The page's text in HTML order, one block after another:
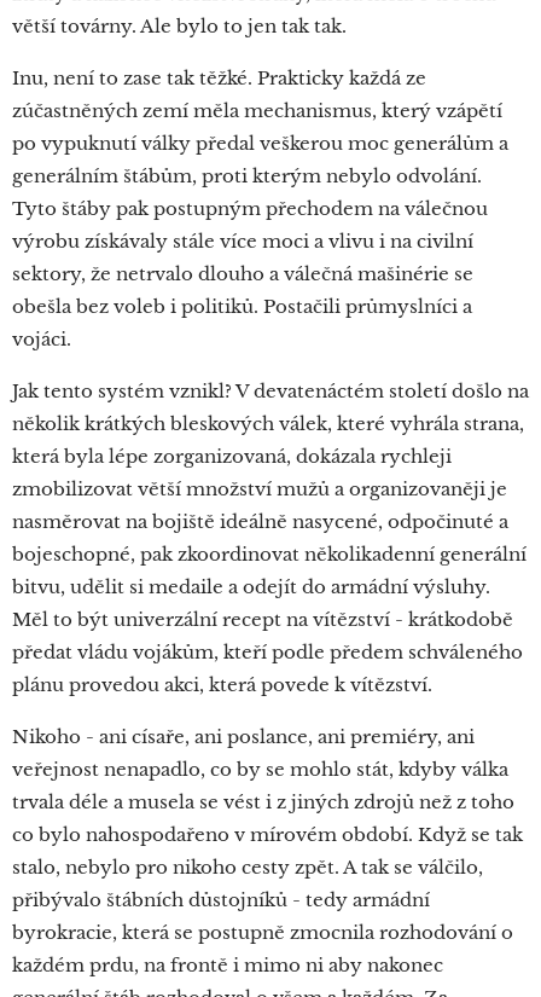
větší továrny. Ale bylo to jen tak tak.
Inu, není to zase tak těžké. Prakticky každá ze
zúčastněných zemí měla mechanismus, který vzápětí
po vypuknutí války předal veškerou moc generálům a
generálním štábům, proti kterým nebylo odvolání.
Tyto štáby pak postupným přechodem na válečnou
výrobu získávaly stále více moci a vlivu i na civilní
sektory, že netrvalo dlouho a válečná mašinérie se
obešla bez voleb i politiků. Postačili průmyslníci a
vojáci.
Jak tento systém vznikl? V devatenáctém století došlo na
několik krátkých bleskových válek, které vyhrála strana,
která byla lépe zorganizovaná, dokázala rychleji
zmobilizovat větší množství mužů a organizovaněji je
nasměrovat na bojiště ideálně nasycené, odpočinuté a
bojeschopné, pak zkoordinovat několikadenní generální
bitvu, udělit si medaile a odejít do armádní výsluhy.
Měl to být univerzální recept na vítězství - krátkodobě
předat vládu vojákům, kteří podle předem schváleného
plánu provedou akci, která povede k vítězství.
Nikoho - ani císaře, ani poslance, ani premiéry, ani
veřejnost nenapadlo, co by se mohlo stát, kdyby válka
trvala déle a musela se vést i z jiných zdrojů než z toho
co bylo nahospodařeno v mírovém období. Když se tak
stalo, nebylo pro nikoho cesty zpět. A tak se válčilo,
přibývalo štábních důstojníků - tedy armádní
byrokracie, která se postupně zmocnila rozhodování o
každém prdu, na frontě i mimo ni aby nakonec